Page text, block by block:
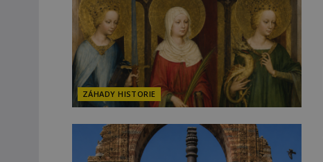
ZÁHADY HISTORIE